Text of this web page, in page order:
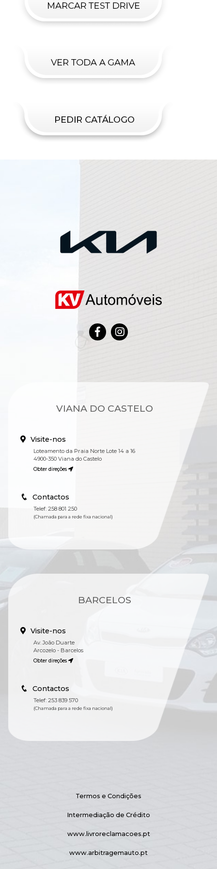
VIANA DO CASTELO
Visite-nos
Loteamento da Praia Norte Lote 14 a 16
4900-350 Viana do Castelo
Obter direções
Contactos
Telef: 258 801 250
(Chamada para a rede fixa nacional)
BARCELOS
Visite-nos
Av. João Duarte
Arcozelo - Barcelos
Obter direções
Contactos
Telef: 253 839 570
(Chamada para a rede fixa nacional)
Termos e Condições
Intermediação de Crédito
www.livroreclamacoes.pt
www.arbitragemauto.pt